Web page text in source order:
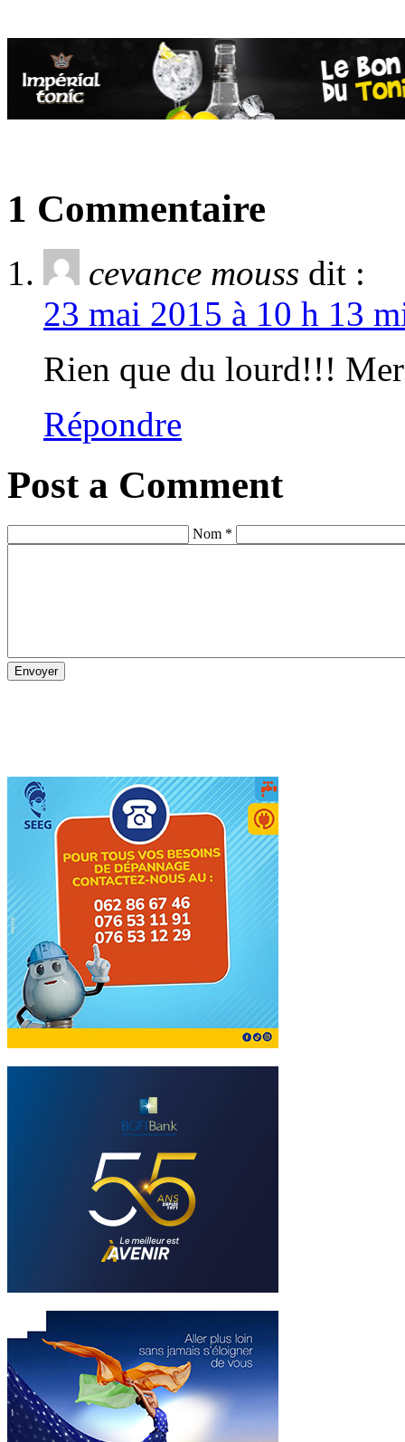
1 Commentaire
cevance mouss dit :
23 mai 2015 à 10 h 13
Rien que du lourd!!!
Répondre
Post a Comment
Nom *